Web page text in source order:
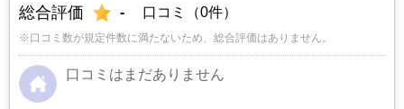
総合評価 - 口コミ（0件）
※口コミ数が規定件数に満たないため、総合評価はありません。
口コミはまだありません